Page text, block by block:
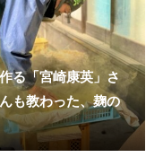
る「宮崎康英」さ
も教わった、麹の